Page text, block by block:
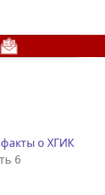
о ХГИК
6